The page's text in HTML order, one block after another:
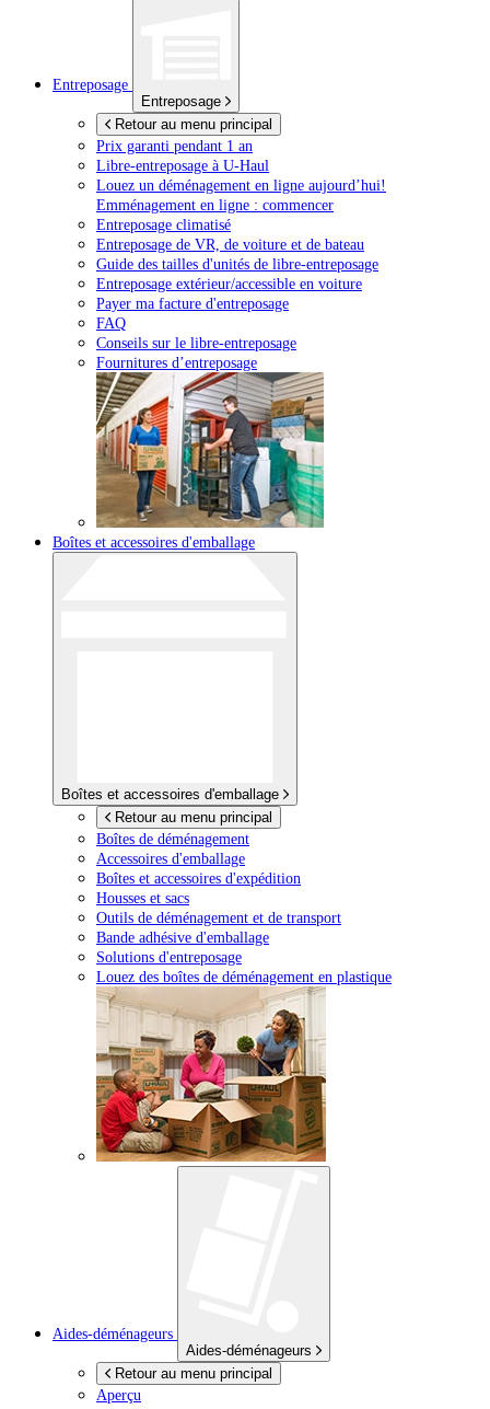
Entreposage
Entreposage
Retour au menu principal
Prix garanti pendant 1 an
Libre-entreposage à U-Haul
Louez un déménagement en ligne aujourd’hui!
Emménagement en ligne : commencer
Entreposage climatisé
Entreposage de VR, de voiture et de bateau
Guide des tailles d'unités de libre-entreposage
Entreposage extérieur/accessible en voiture
Payer ma facture d'entreposage
FAQ
Conseils sur le libre-entreposage
Fournitures d’entreposage
Boîtes et accessoires d'emballage
Boîtes et accessoires d'emballage
Retour au menu principal
Boîtes de déménagement
Accessoires d'emballage
Boîtes et accessoires d'expédition
Housses et sacs
Outils de déménagement et de transport
Bande adhésive d'emballage
Solutions d'entreposage
Louez des boîtes de déménagement en plastique
Aides-déménageurs
Aides-déménageurs
Retour au menu principal
Aperçu